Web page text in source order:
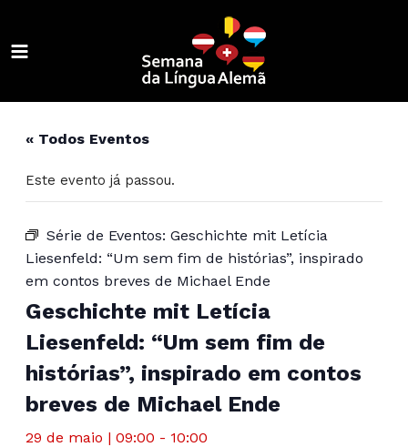
MENU
« Todos Eventos
Este evento já passou.
Série de Eventos: Geschichte mit Letícia
Liesenfeld: “Um sem fim de histórias”, inspirado
em contos breves de Michael Ende
Geschichte mit Letícia
Liesenfeld: “Um sem fim de
histórias”, inspirado em contos
breves de Michael Ende
29 de maio | 09:00 - 10:00